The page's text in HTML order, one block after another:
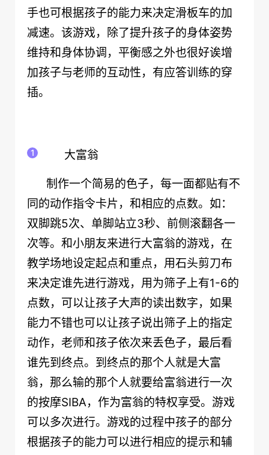
手也可根据孩子的能力来决定滑板车的加
减速。该游戏，除了提升孩子的身体姿势
维持和身体协调，平衡感之外也很好诶增
加孩子与老师的互动性，有应答训练的穿
插。
大富翁
制作一个简易的色子，每一面都贴有不
同的动作指令卡片，和相应的点数。如：
双脚跳5次、单脚站立3秒、前侧滚翻各一
次等。和小朋友来进行大富翁的游戏，在
教学场地设定起点和重点，用石头剪刀布
来决定谁先进行游戏，用为筛子上有1-6的
点数，可以让孩子大声的读出数字，如果
能力不错也可以让孩子说出筛子上的指定
动作，老师和孩子依次来丢色子，最后看
谁先到终点。到终点的那个人就是大富
翁，那么输的那个人就要给富翁进行一次
的按摩SIBA，作为富翁的特权享受。游戏
可以多次进行。游戏的过程中孩子的部分
根据孩子的能力可以进行相应的提示和辅